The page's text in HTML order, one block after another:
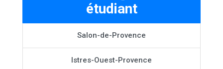
étudiant
Salon-de-Provence
Istres-Ouest-Provence